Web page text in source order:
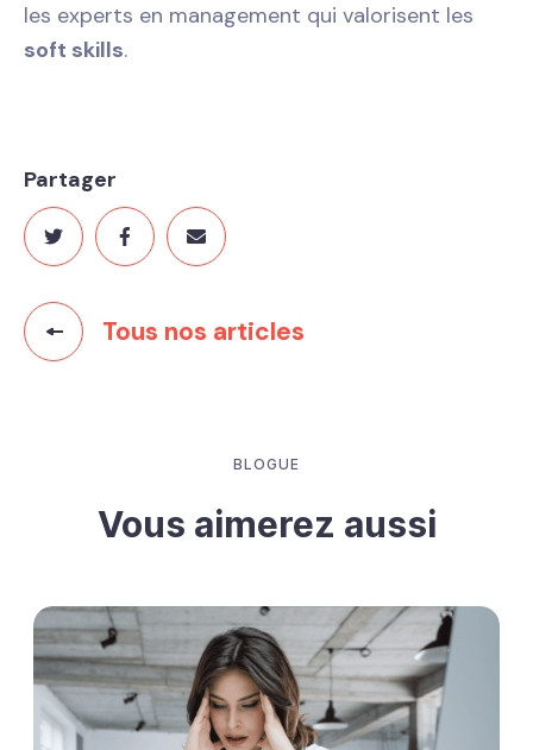
les experts en management qui valorisent les
soft skills.
Tous nos articles
Partager
BLOGUE
Vous aimerez aussi